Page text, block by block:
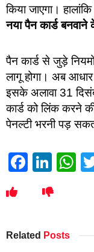
किया जाएगा।
नया पैन कार्ड
पैन कार्ड से जुड़े
लागू होगा। अब
इसके अलावा 31
कार्ड को लिंक करने
पेनल्टी भरनी पड़
Related Posts